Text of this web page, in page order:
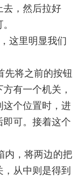
去，然后拉好
这里明显我们
先将之前的按钮
有一个机关，
这个位置时，进
可。接着这个
内，将两边的把
从中则是得到